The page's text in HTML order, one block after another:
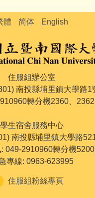
體 简体 English
住服組辦公室
南投縣埔里鎮大學路1
轉分機2360、
學生宿舍服務中心
南投縣埔里鎮大學路
049-2910960轉分機5200
專線: 0963-623995
住服組粉絲專頁